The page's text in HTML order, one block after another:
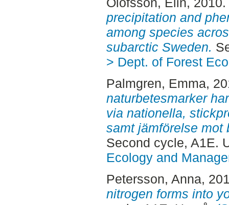
precipitation and
among species
subarctic Sweden.
> Dept. of Forest
Palmgren, Emma,
naturbetesmarker
via nationella,
samt jämförelse mot
Second cycle, A1E.
Ecology and
Petersson, Anna,
nitrogen forms into